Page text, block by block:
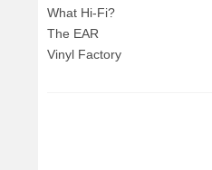
What Hi-Fi?
The EAR
Vinyl Factory